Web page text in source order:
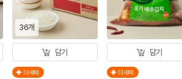
36개
담기
더세페
담기
더세페